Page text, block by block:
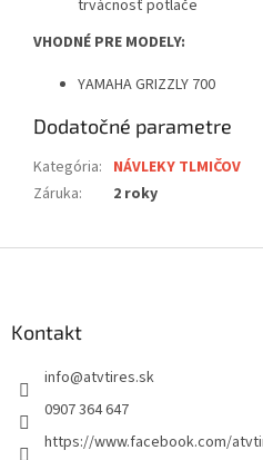
trvácnosť potlače
VHODNÉ PRE MODELY:
YAMAHA GRIZZLY 700
Dodatočné parametre
Kategória: NÁVLEKY TLMIČOV
Záruka: 2 roky
Kontakt
info@atvtires.sk
0907 364 647
https://www.facebook.com/